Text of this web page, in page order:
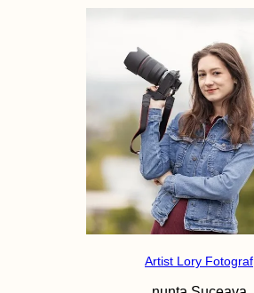
Artist Lory Fotograf